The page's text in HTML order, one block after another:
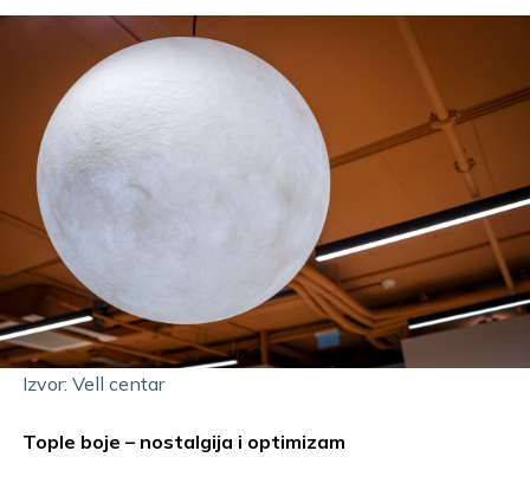
Izvor: Vell centar
Tople boje – nostalgija i optimizam